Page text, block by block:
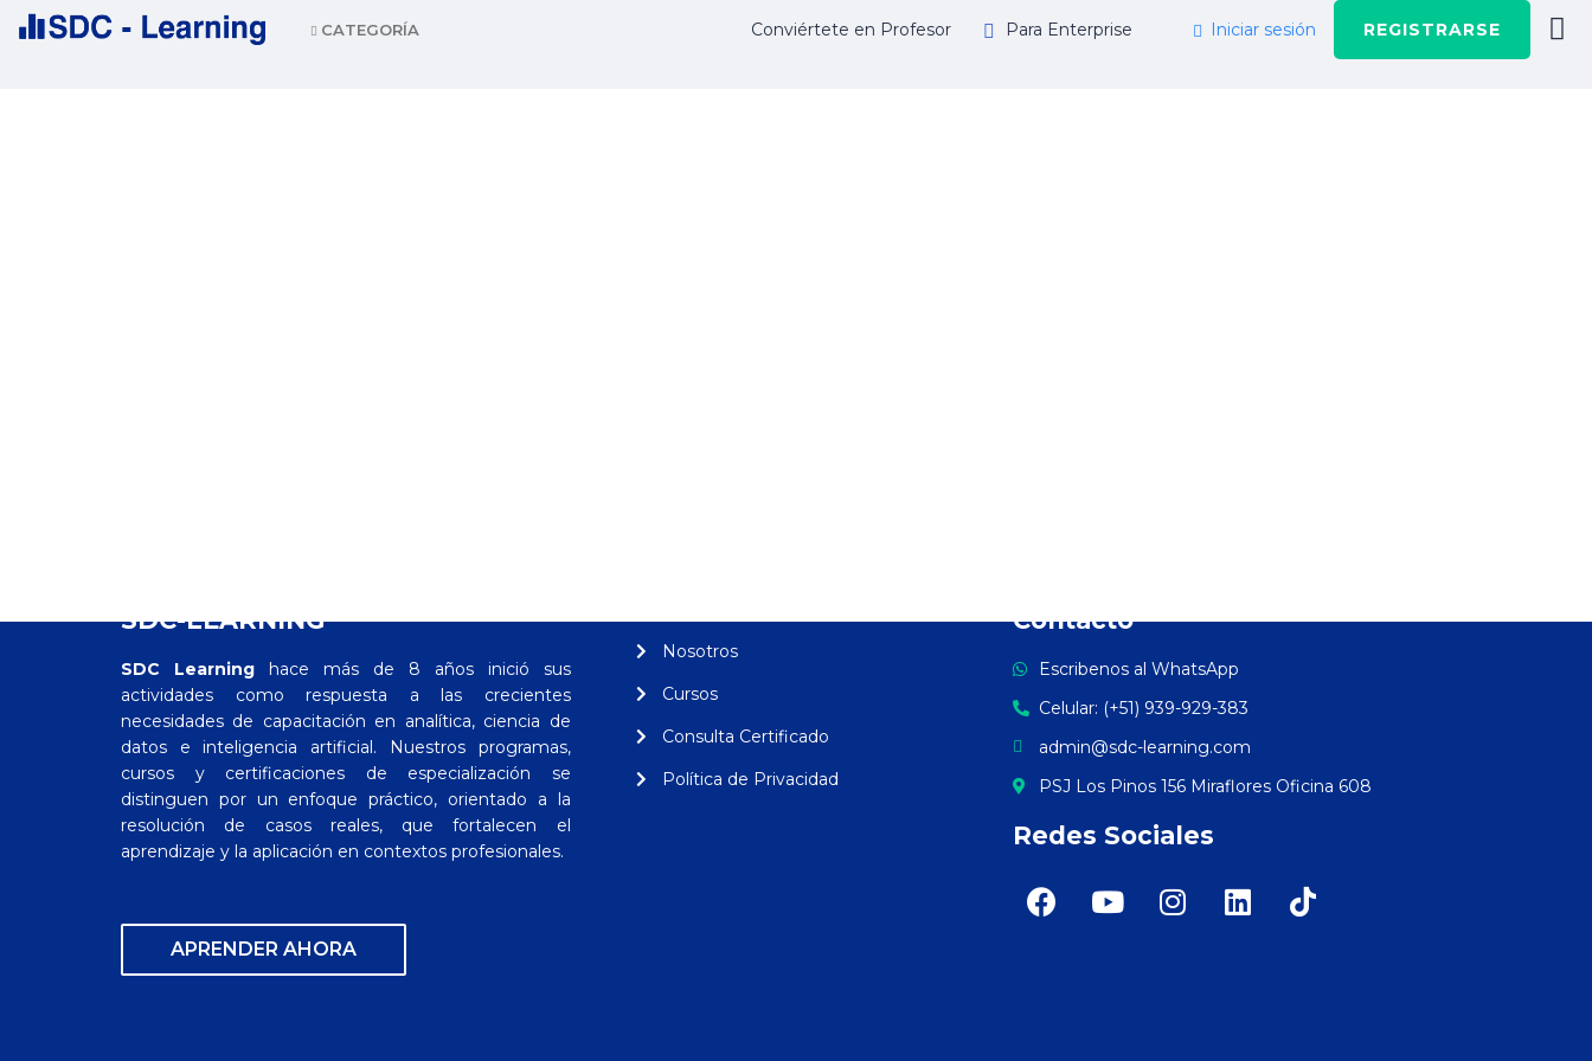
CATEGORÍA Conviértete en Profesor Para Enterprise Iniciar sesión REGISTRARSE
SDC-LEARNING
SDC Learninghace más de 8 años inició sus
actividades como respuesta a las crecientes
necesidades de capacitación en analítica, ciencia de
datos e inteligencia artificial. Nuestros programas,
cursos y certificaciones de especialización se
distinguen por un enfoque práctico, orientado a la
resolución de casos reales, que fortalecen el
aprendizaje y la aplicación en contextos profesionales.
APRENDER AHORA
Nosotros
Cursos
Consulta Certificado
Política de Privacidad
Contacto
Escribenos al WhatsApp
Celular: (+51) 939-929-383
admin@sdc-learning.com
PSJ Los Pinos 156 Miraflores Oficina 608
Redes Sociales